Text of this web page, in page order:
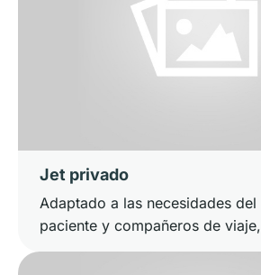
Jet privado
Adaptado a las necesidades del
paciente y compañeros de viaje,
rodeado de atención médica y